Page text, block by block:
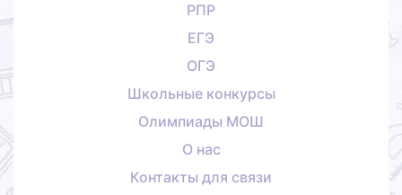
РПР
ЕГЭ
ОГЭ
Школьные конкурсы
Олимпиады МОШ
О нас
Контакты для связи